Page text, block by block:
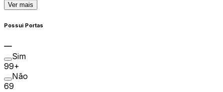
Ver mais
Possui Portas
Sim
99+
Não
69